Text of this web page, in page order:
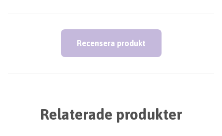
Recensera produkt
Relaterade produkter